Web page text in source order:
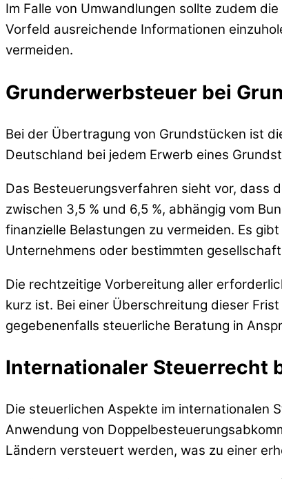
Im Falle von Umwandlungen sollte zudem
Vorfeld ausreichende Informationen
vermeiden.
Grunderwerbsteuer bei
Bei der Übertragung von Grundstücken ist
Deutschland bei jedem Erwerb eines
Das Besteuerungsverfahren sieht vor, dass
zwischen 3,5 % und 6,5 %, abhängig vom
finanzielle Belastungen zu vermeiden. Es
Unternehmens oder bestimmten
Die rechtzeitige Vorbereitung aller
kurz ist. Bei einer Überschreitung dieser
gegebenenfalls steuerliche Beratung in
Internationaler Steuerrecht
Die steuerlichen Aspekte im internationalen
Anwendung von
Ländern versteuert werden, was zu einer